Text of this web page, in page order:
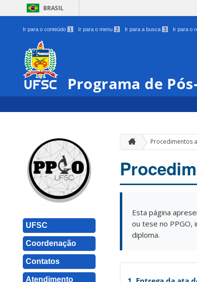
BRASIL
Ir para o conteúdo 1 Ir para o menu 2 Ir para a busca 3 Ir para o
Programa de
UFSC
Coordenação
Contatos
Atendimento
Procedimentos
Esta página
ou tese no PPGO,
diploma.